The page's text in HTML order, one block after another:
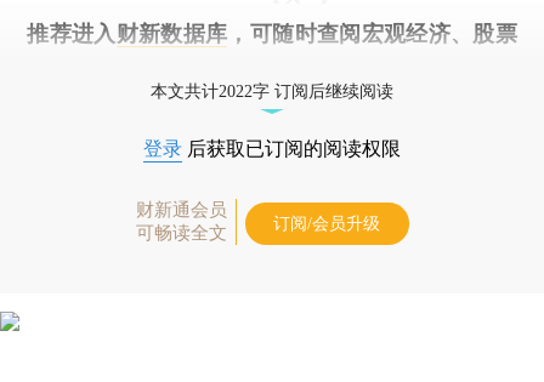
推荐进入 财新数据库 ，可随时查阅宏观经济、股票
本文共计2022字 订阅后继续阅读
登录 后获取已订阅的阅读权限
财新通会员
可畅读全文
订阅/会员升级